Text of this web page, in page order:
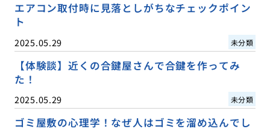
エアコン取付時に見落としがちなチェックポイン
ト
2025.05.29 未分類
【体験談】近くの合鍵屋さんで合鍵を作ってみ
た！
2025.05.29 未分類
ゴミ屋敷の心理学！なぜ人はゴミを溜め込んでし